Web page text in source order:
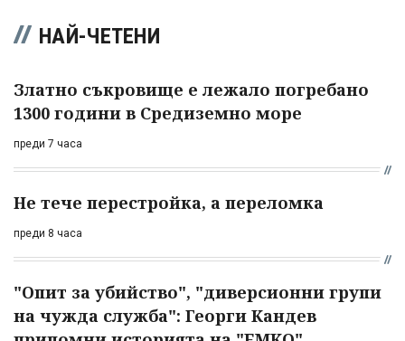
НАЙ-ЧЕТЕНИ
Златно съкровище е лежало погребано
1300 години в Средиземно море
преди 7 часа
Не тече перестройка, а переломка
преди 8 часа
"Опит за убийство", "диверсионни групи
на чужда служба": Георги Кандев